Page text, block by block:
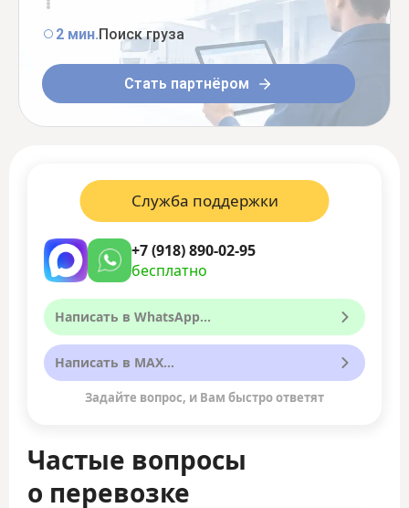
2 мин.Поиск груза
Стать партнёром
Частые вопросы
о перевозке
Служба поддержки
+7 (918) 890-02-95
бесплатно
Написать в WhatsApp...
Написать в MAX...
Задайте вопрос, и Вам быстро ответят